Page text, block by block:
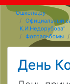
Ошколе.ру
Официальный
К.И.Недорубова"
Фотоальбомы
День